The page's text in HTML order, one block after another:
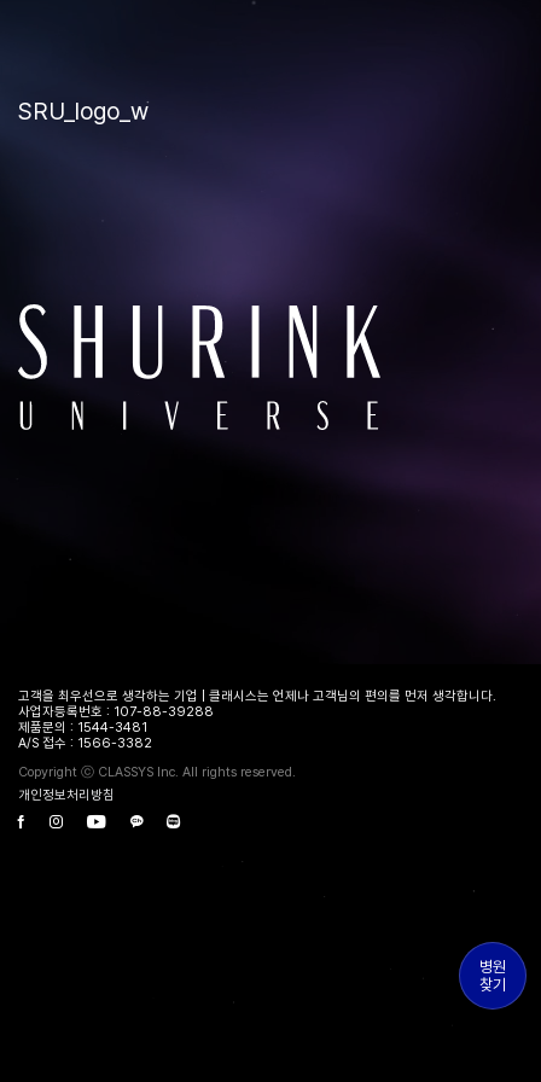
SRU_logo_w
고객을 최우선으로 생각하는 기업 | 클래시스는 언제나 고객님의 편의를 먼저 생각합니다.
사업자등록번호 : 107-88-39288
제품문의 : 1544-3481
A/S 접수 : 1566-3382
Copyright ⓒ CLASSYS Inc. All rights reserved.
개인정보처리방침
병원
찾기